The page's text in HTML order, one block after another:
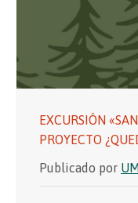
EXCURSIÓN
PROYECTO
Publicado por